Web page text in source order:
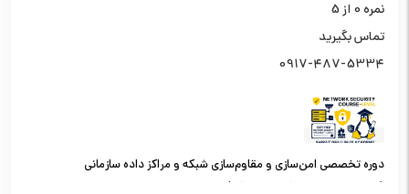
نمره0 از 5
تماس بگیرید
0917-487-5334
دوره تخصصی امن‌سازی و مقاوم‌سازی شبکه و مراکز داده سازمانی